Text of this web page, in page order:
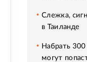
Слежка,
в Таиланде
Набрать
могут